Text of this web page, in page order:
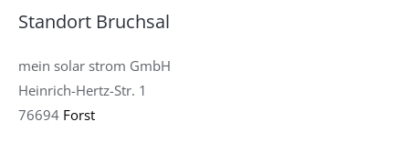
Standort Bruchsal
mein solar strom GmbH
Heinrich-Hertz-Str. 1
76694 Forst